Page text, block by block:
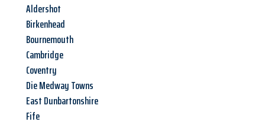
Aldershot
Birkenhead
Bournemouth
Cambridge
Coventry
Die Medway Towns
East Dunbartonshire
Fife